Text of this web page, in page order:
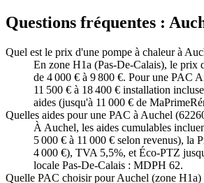
Questions fréquentes :
Quel est le prix d'une pompe à chaleur à
En zone H1a (Pas-De-Calais), le
de 4 000 € à 9 800 €. Pour une PAC
11 500 € à 18 400 € installation
aides (jusqu'à 11 000 € de
Quelles aides pour une PAC à Auchel
À Auchel, les aides cumulables
5 000 € à 11 000 € selon revenus), la
4 000 €), TVA 5,5%, et Éco-PTZ
locale Pas-De-Calais : MDPH 62.
Quelle PAC choisir pour Auchel (zone H1a)